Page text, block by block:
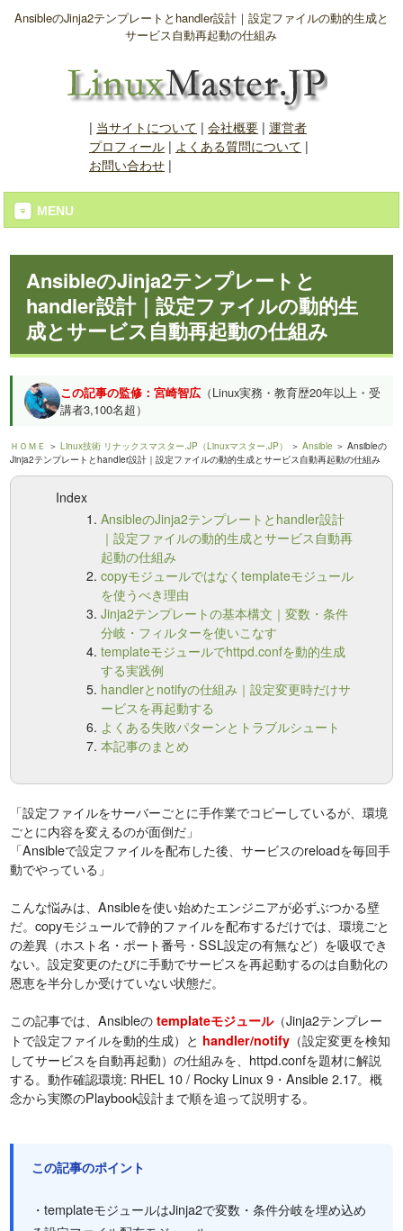
AnsibleのJinja2テンプレートとhandler設計｜設定ファイルの動的生成と
サービス自動再起動の仕組み
| 当サイトについて | 会社概要| 運営者
プロフィール| よくある質問について |
お問い合わせ|
MENU
AnsibleのJinja2テンプレートと
handler設計｜設定ファイルの動的生
成とサービス自動再起動の仕組み
この記事の監修：宮崎智広 （Linux実務・教育歴20年以上・受
講者3,100名超）
ＨＯＭＥ ＞Linux技術 リナックスマスター.JP（Linuxマスター.JP） ＞Ansible ＞ Ansibleの
Jinja2テンプレートとhandler設計｜設定ファイルの動的生成とサービス自動再起動の仕組み
Index
AnsibleのJinja2テンプレートとhandler設計
｜設定ファイルの動的生成とサービス自動再
起動の仕組み
copyモジュールではなくtemplateモジュール
を使うべき理由
Jinja2テンプレートの基本構文｜変数・条件
分岐・フィルターを使いこなす
templateモジュールでhttpd.confを動的生成
する実践例
handlerとnotifyの仕組み｜設定変更時だけサ
ービスを再起動する
よくある失敗パターンとトラブルシュート
本記事のまとめ
「設定ファイルをサーバーごとに手作業でコピーしているが、環境
ごとに内容を変えるのが面倒だ」
「Ansibleで設定ファイルを配布した後、サービスのreloadを毎回手
動でやっている」
こんな悩みは、Ansibleを使い始めたエンジニアが必ずぶつかる壁
だ。copyモジュールで静的ファイルを配布するだけでは、環境ごと
の差異（ホスト名・ポート番号・SSL設定の有無など）を吸収でき
ない。設定変更のたびに手動でサービスを再起動するのは自動化の
恩恵を半分しか受けていない状態だ。
この記事では、Ansibleのtemplateモジュール（Jinja2テンプレー
トで設定ファイルを動的生成）と handler/notify （設定変更を検知
してサービスを自動再起動）の仕組みを、httpd.confを題材に解説
する。動作確認環境: RHEL 10 / Rocky Linux 9・Ansible 2.17。概
念から実際のPlaybook設計まで順を追って説明する。
この記事のポイント
・templateモジュールはJinja2で変数・条件分岐を埋め込め